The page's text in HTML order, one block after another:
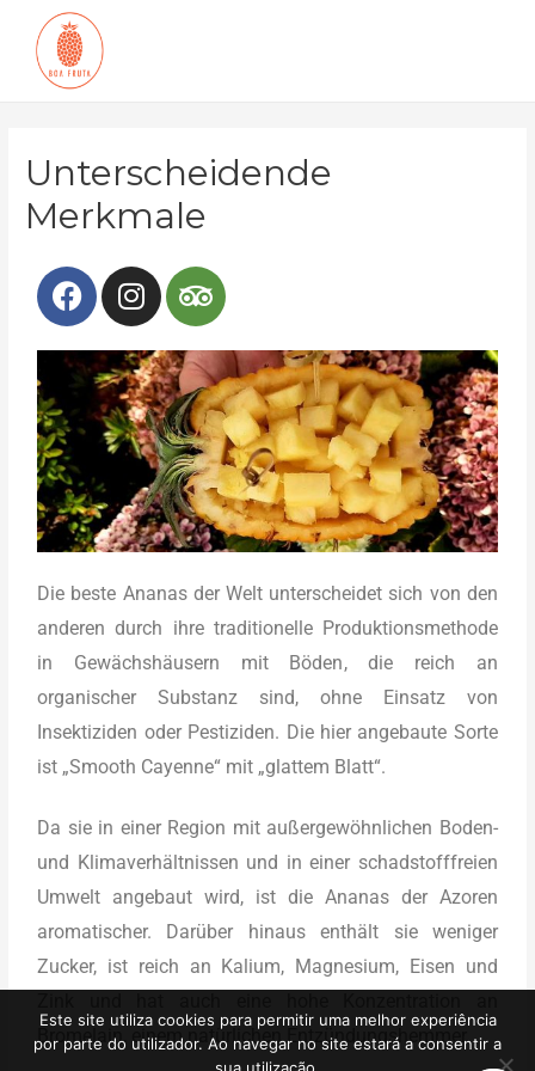
Unterscheidende
Merkmale
Die beste Ananas der Welt unterscheidet sich von den
anderen durch ihre traditionelle Produktionsmethode
in Gewächshäusern mit Böden, die reich an
organischer Substanz sind, ohne Einsatz von
Insektiziden oder Pestiziden. Die hier angebaute Sorte
ist „Smooth Cayenne“ mit „glattem Blatt“.
Da sie in einer Region mit außergewöhnlichen Boden-
und Klimaverhältnissen und in einer schadstofffreien
Umwelt angebaut wird, ist die Ananas der Azoren
aromatischer. Darüber hinaus enthält sie weniger
Zucker, ist reich an Kalium, Magnesium, Eisen und
Bromelain, einem natürlichen Entzündungshemmer.
Este site utiliza cookies para permitir uma melhor experiência
por parte do utilizador. Ao navegar no site estará a consentir a